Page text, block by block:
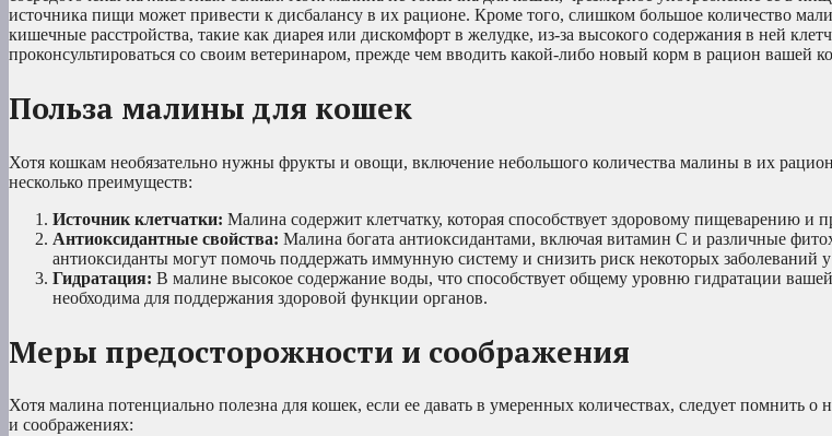
источника пищи может привести к дисбалансу в их рационе. Кроме того, слишком большое количество
кишечные расстройства, такие как диарея или дискомфорт в желудке, из-за высокого содержания в ней
проконсультироваться со своим ветеринаром, прежде чем вводить какой-либо новый корм в рацион вашей
Польза малины для кошек
Хотя кошкам необязательно нужны фрукты и овощи, включение небольшого количества малины в их
несколько преимуществ:
Источник клетчатки: Малина содержит клетчатку, которая способствует здоровому пищеварению и
Антиоксидантные свойства: Малина богата антиоксидантами, включая витамин С и различные
антиоксиданты могут помочь поддержать иммунную систему и снизить риск некоторых заболеваний
Гидратация: В малине высокое содержание воды, что способствует общему уровню гидратации
необходима для поддержания здоровой функции органов.
Меры предосторожности и соображения
Хотя малина потенциально полезна для кошек, если ее давать в умеренных количествах, следует помнить о
и соображениях: